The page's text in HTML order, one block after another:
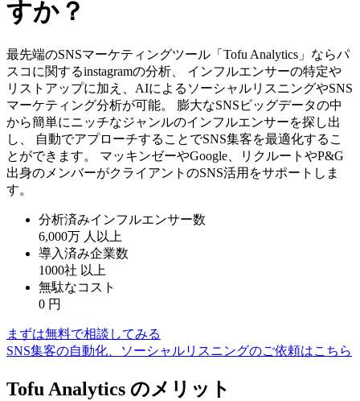
すか？
最先端のSNSマーケティングツール「Tofu Analytics」ならパ
スコに関するinstagramの分析、 インフルエンサーの特定や
リストアップに加え、AIによるソーシャルリスニングやSNS
マーケティング分析が可能。 膨大なSNSビッグデータの中
から簡単にニッチなジャンルのインフルエンサーを探し出
し、 自動でアプローチすることでSNS集客を最適化するこ
とができます。 マッキンゼーやGoogle、リクルートやP&G
出身のメンバーがクライアントのSNS活用をサポートしま
す。
分析済みインフルエンサー数
6,000万 人以上
導入済み企業数
1000社 以上
無駄なコスト
0 円
まずは無料で相談してみる
SNS集客の自動化、ソーシャルリスニングのご依頼はこちら
Tofu Analytics のメリット